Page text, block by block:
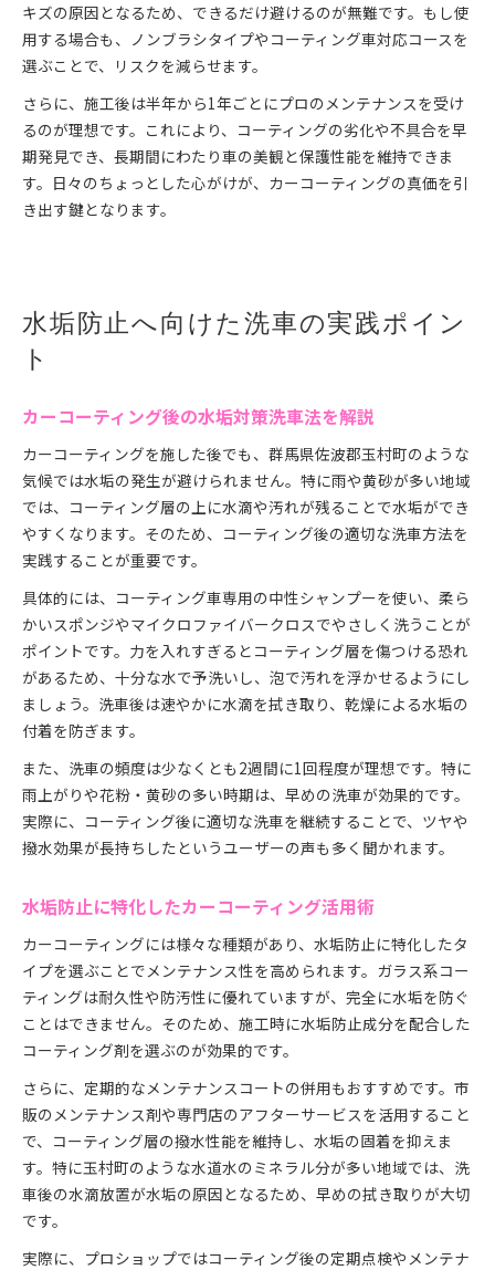
キズの原因となるため、できるだけ避けるのが無難です。もし使
用する場合も、ノンブラシタイプやコーティング車対応コースを
選ぶことで、リスクを減らせます。
さらに、施工後は半年から1年ごとにプロのメンテナンスを受け
るのが理想です。これにより、コーティングの劣化や不具合を早
期発見でき、長期間にわたり車の美観と保護性能を維持できま
す。日々のちょっとした心がけが、カーコーティングの真価を引
き出す鍵となります。
水垢防止へ向けた洗車の実践ポイン
ト
カーコーティング後の水垢対策洗車法を解説
カーコーティングを施した後でも、群馬県佐波郡玉村町のような
気候では水垢の発生が避けられません。特に雨や黄砂が多い地域
では、コーティング層の上に水滴や汚れが残ることで水垢ができ
やすくなります。そのため、コーティング後の適切な洗車方法を
実践することが重要です。
具体的には、コーティング車専用の中性シャンプーを使い、柔ら
かいスポンジやマイクロファイバークロスでやさしく洗うことが
ポイントです。力を入れすぎるとコーティング層を傷つける恐れ
があるため、十分な水で予洗いし、泡で汚れを浮かせるようにし
ましょう。洗車後は速やかに水滴を拭き取り、乾燥による水垢の
付着を防ぎます。
また、洗車の頻度は少なくとも2週間に1回程度が理想です。特に
雨上がりや花粉・黄砂の多い時期は、早めの洗車が効果的です。
実際に、コーティング後に適切な洗車を継続することで、ツヤや
撥水効果が長持ちしたというユーザーの声も多く聞かれます。
水垢防止に特化したカーコーティング活用術
カーコーティングには様々な種類があり、水垢防止に特化したタ
イプを選ぶことでメンテナンス性を高められます。ガラス系コー
ティングは耐久性や防汚性に優れていますが、完全に水垢を防ぐ
ことはできません。そのため、施工時に水垢防止成分を配合した
コーティング剤を選ぶのが効果的です。
さらに、定期的なメンテナンスコートの併用もおすすめです。市
販のメンテナンス剤や専門店のアフターサービスを活用すること
で、コーティング層の撥水性能を維持し、水垢の固着を抑えま
す。特に玉村町のような水道水のミネラル分が多い地域では、洗
車後の水滴放置が水垢の原因となるため、早めの拭き取りが大切
です。
実際に、プロショップではコーティング後の定期点検やメンテナ